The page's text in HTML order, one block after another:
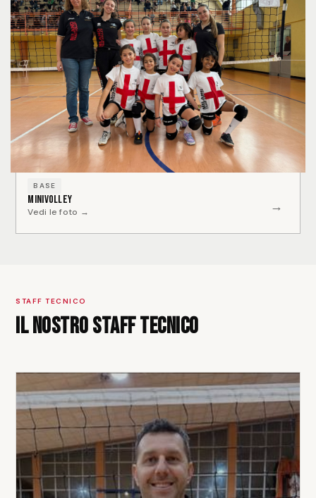
BASE
Minivolley
Vedi le foto → →
STAFF TECNICO
Il nostro staff tecnico